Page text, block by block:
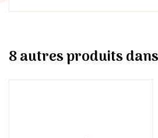
8 autres produits